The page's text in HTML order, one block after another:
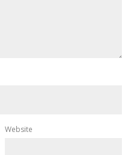
Website